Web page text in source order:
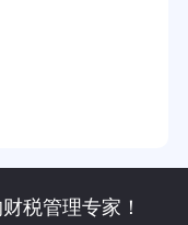
税管理专家！